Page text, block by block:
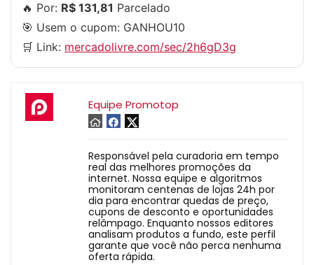
🔥 Por: R$ 131,81 Parcelado
🎯 Usem o cupom: GANHOU10
🛒 Link: mercadolivre.com/sec/2h6gD3g
Equipe Promotop
Responsável pela curadoria em tempo
real das melhores promoções da
internet. Nossa equipe e algoritmos
monitoram centenas de lojas 24h por
dia para encontrar quedas de preço,
cupons de desconto e oportunidades
relâmpago. Enquanto nossos editores
analisam produtos a fundo, este perfil
garante que você não perca nenhuma
oferta rápida.